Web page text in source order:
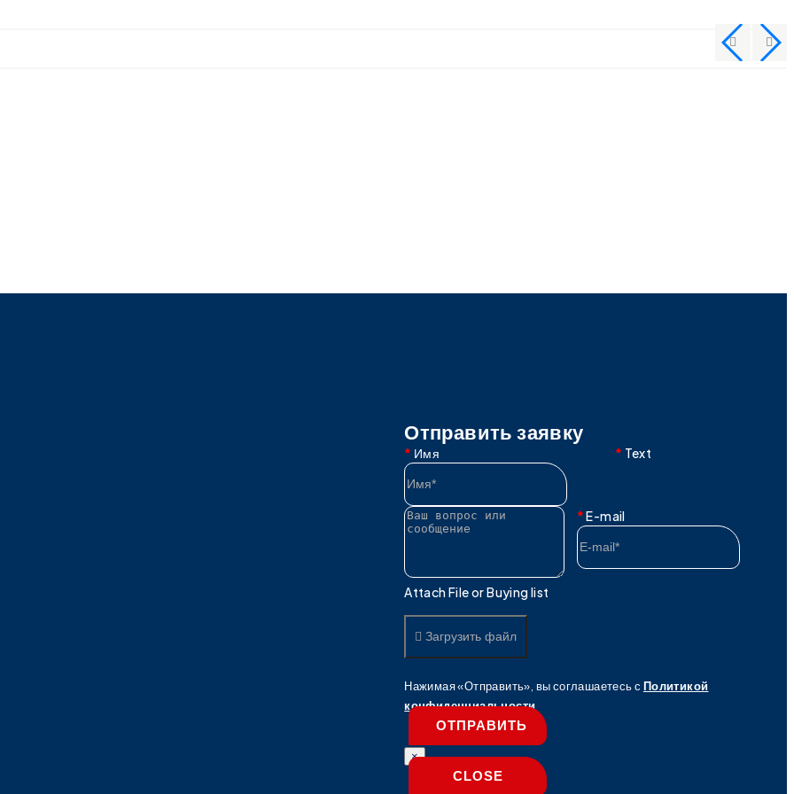
Отправить заявку
Имя
E-mail
Text
Attach File or Buying list
Загрузить файл
Нажимая «Отправить», вы соглашаетесь с Политикой
конфиденциальности
ОТПРАВИТЬ
×
CLOSE